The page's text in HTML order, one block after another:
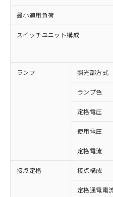
最小適用負荷
スイッチユニット構成
ランプ 照光部方式
ランプ色
定格電圧
使用電圧
定格電流
接点定格 接点構成
定格通電電